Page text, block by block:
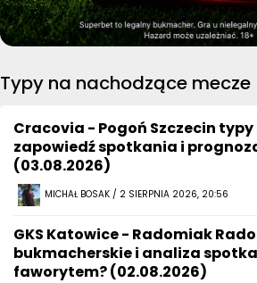
Typy na nachodzące mecze
Cracovia - Pogoń Szczecin typy
zapowiedź spotkania i
(03.08.2026)
MICHAŁ BOSAK / 2 SIERPNIA 2026, 20:56
GKS Katowice - Radomiak
bukmacherskie i analiza
faworytem? (02.08.2026)